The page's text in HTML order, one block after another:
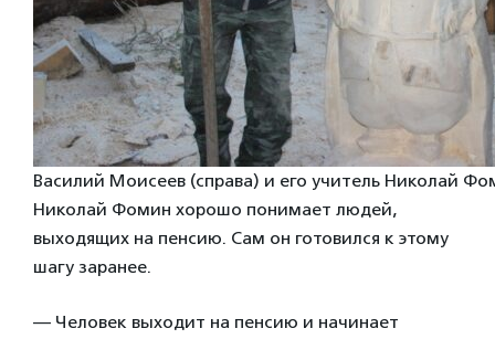
Василий Моисеев (справа) и его учитель Николай
Николай Фомин хорошо понимает людей,
выходящих на пенсию. Сам он готовился к этому
шагу заранее.
— Человек выходит на пенсию и начинает